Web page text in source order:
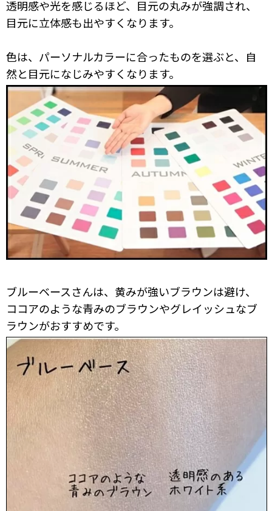
透明感や光を感じるほど、目元の丸みが強調され、
目元に立体感も出やすくなります。
色は、パーソナルカラーに合ったものを選ぶと、自
然と目元になじみやすくなります。
ブルーベースさんは、黄みが強いブラウンは避け、
ココアのような青みのブラウンやグレイッシュなブ
ラウンがおすすめです。